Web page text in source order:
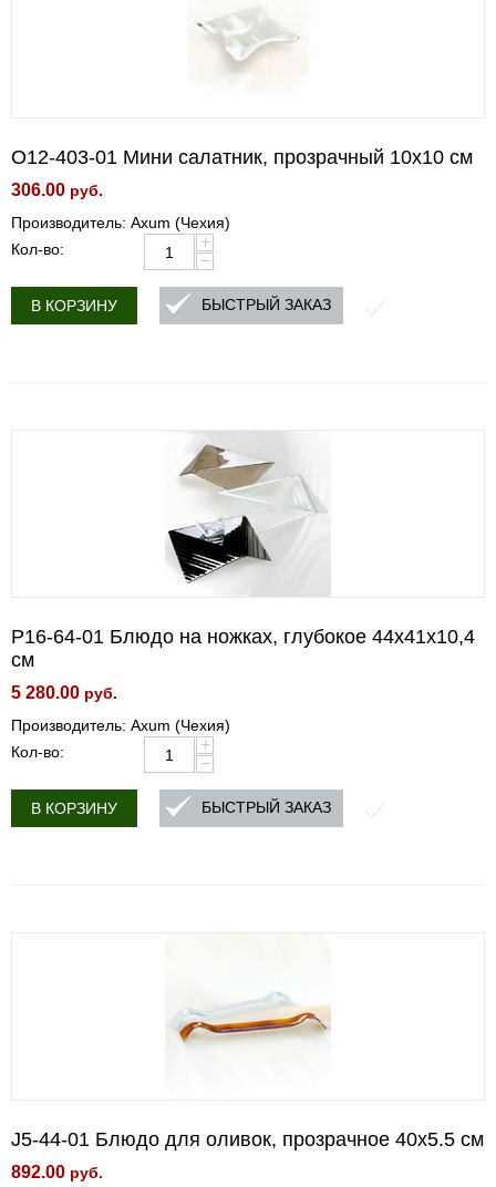
O12-403-01 Мини салатник, прозрачный 10x10 см
306.00 руб.
Производитель: Axum (Чехия)
Кол-во:
+
−
В КОРЗИНУ БЫСТРЫЙ ЗАКАЗ
P16-64-01 Блюдо на ножках, глубокое 44х41х10,4
см
5 280.00 руб.
Производитель: Axum (Чехия)
Кол-во:
+
−
В КОРЗИНУ БЫСТРЫЙ ЗАКАЗ
J5-44-01 Блюдо для оливок, прозрачное 40x5.5 см
892.00 руб.